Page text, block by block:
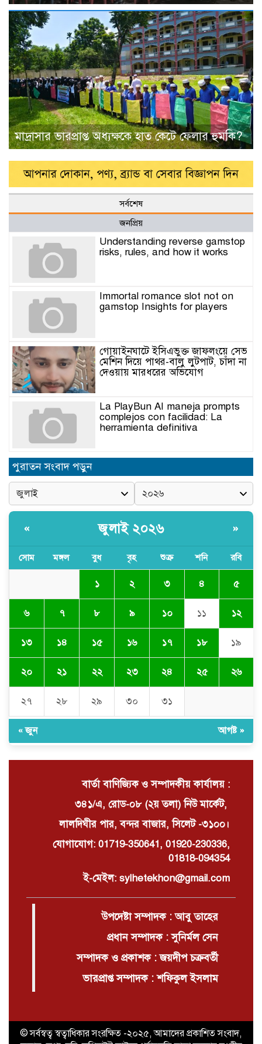
মাদ্রাসার ভারপ্রাপ্ত অধ্যক্ষকে হাত কেটে ফেলার হুমকি?
সর্বশেষ
জনপ্রিয়
Understanding reverse gamstop
risks, rules, and how it works
Immortal romance slot not on
gamstop Insights for players
গোয়াইনঘাটে ইসিএভুক্ত জাফলংয়ে সেভ
মেশিন দিয়ে পাথর-বালু লুটপাট, চাঁদা না
দেওয়ায় মারধরের অভিযোগ
La PlayBun AI maneja prompts
complejos con facilidad: La
herramienta definitiva
নিত্যপণ্যের ঊর্ধ্বগতি রোধ, স্বাধীন দুদক
নবনিযুক্ত এসএমপি কমিশনারের সঙ্গে
সাংবাদিকদের মতবিনিময় সভা
অবৈধ বালু উত্তোলনের অভিযোগে ২১টি
ড্রেজার জব্দ, ৯ জন আটক
অব অনারে বরণ
চুনারুঘাটে সাংবাদিকের ব্যক্তিগত ভিডিও
ধারণের অভিযোগ: ব্ল্যাকমেইল ও চাঁদা
দাবির অভিযোগে তোলপাড়
দোয়ারাবাজারে বালু ব্যবসায়ীর সংবাদ
সম্মেলন চারটি নৌকা দখল ও নগদ টাকা
পুরাতন সংবাদ পড়ুন
« জুলাই ২০২৬ »
সোম মঙ্গল বুধ বৃহ শুক্র শনি রবি
১ ২ ৩ ৪ ৫
৬ ৭ ৮ ৯ ১০ ১১ ১২
১৩ ১৪ ১৫ ১৬ ১৭ ১৮ ১৯
২০ ২১ ২২ ২৩ ২৪ ২৫ ২৬
২৭ ২৮ ২৯ ৩০ ৩১
« জুন আগষ্ট »
বার্তা বাণিজ্যিক ও সম্পাদকীয় কার্যালয় :
৩৪১/এ, রোড-০৮ (২য় তলা) নিউ মার্কেট,
লালদিঘীর পার, বন্দর বাজার, সিলেট -৩১০০।
যোগাযোগ: 01719-350641, 01920-230336,
01818-094354
ই-মেইল: sylhetekhon@gmail.com
উপদেষ্টা সম্পাদক : আবু তাহের
প্রধান সম্পাদক : সুনির্মল সেন
সম্পাদক ও প্রকাশক : জয়দীপ চক্রবর্তী
ভারপ্রাপ্ত সম্পাদক : শফিকুল ইসলাম
© সর্বস্বত্ব স্বত্বাধিকার সংরক্ষিত -২০২৫, আমাদের প্রকাশিত সংবাদ,